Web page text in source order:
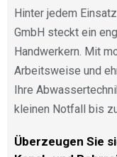
Hinter jedem
GmbH steckt ein
Handwerkern. Mit
Arbeitsweise und
Ihre
kleinen Notfall bis
Überzeugen Sie